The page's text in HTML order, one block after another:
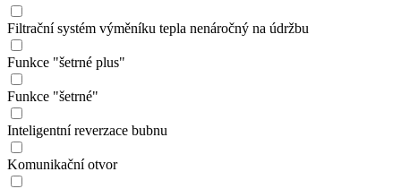
Filtrační systém výměníku tepla nenáročný na údržbu
Funkce "šetrné plus"
Funkce "šetrné"
Inteligentní reverzace bubnu
Komunikační otvor